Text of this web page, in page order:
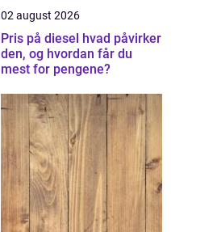
02 august 2026
Pris på diesel hvad påvirker
den, og hvordan får du
mest for pengene?